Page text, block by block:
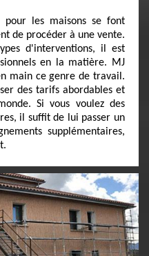
pour les maisons se font
de procéder à une vente.
d'interventions, il est
en la matière. MJ
main ce genre de travail.
des tarifs abordables et
Si vous voulez des
il suffit de lui passer un
supplémentaires,